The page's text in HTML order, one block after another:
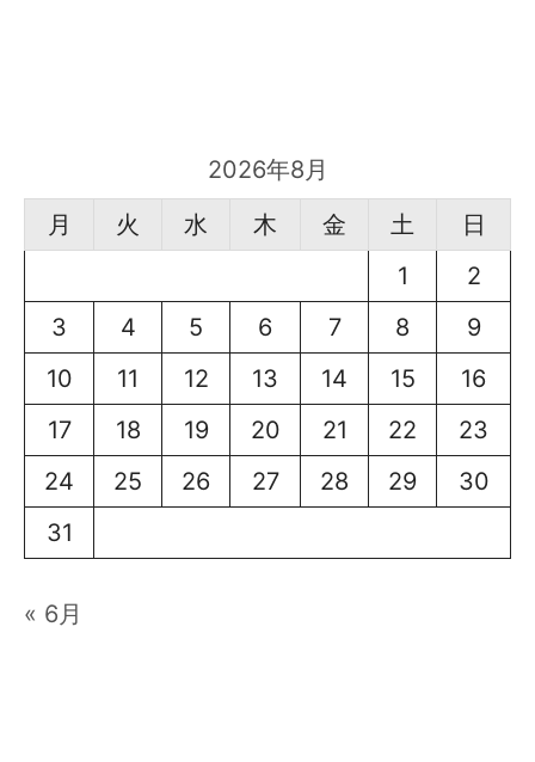
2026年8月
月
火 水 木 金 土
日
1
2
3
4 5 6 7 8
9
10
11 12 13 14 15
16
17
18 19 20 21 22
23
24
25 26 27 28 29
30
31
« 6月